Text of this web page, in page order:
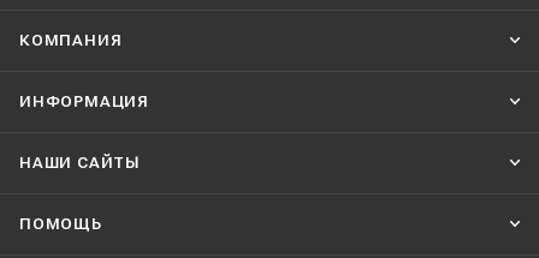
КОМПАНИЯ
ИНФОРМАЦИЯ
НАШИ CАЙТЫ
ПОМОЩЬ